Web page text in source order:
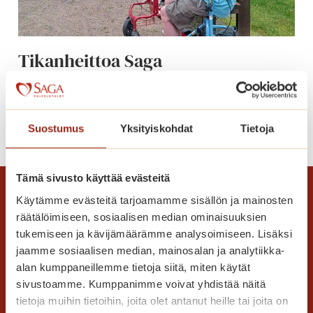
Suostumus Yksityiskohdat Tietoja
Tämä sivusto käyttää evästeitä
Käytämme evästeitä tarjoamamme sisällön ja mainosten
räätälöimiseen, sosiaalisen median ominaisuuksien
tukemiseen ja kävijämäärämme analysoimiseen. Lisäksi
jaamme sosiaalisen median, mainosalan ja analytiikka-
alan kumppaneillemme tietoja siitä, miten käytät
sivustoamme. Kumppanimme voivat yhdistää näitä
tietoja muihin tietoihin, joita olet antanut heille tai joita on
g
a
l
n
n
n
a
s
s
a
Tikanheittoa Saga
Kanalinrannassa
Lue lisää
n
h
e
i
t
t
o
Saga Care Finland Oy